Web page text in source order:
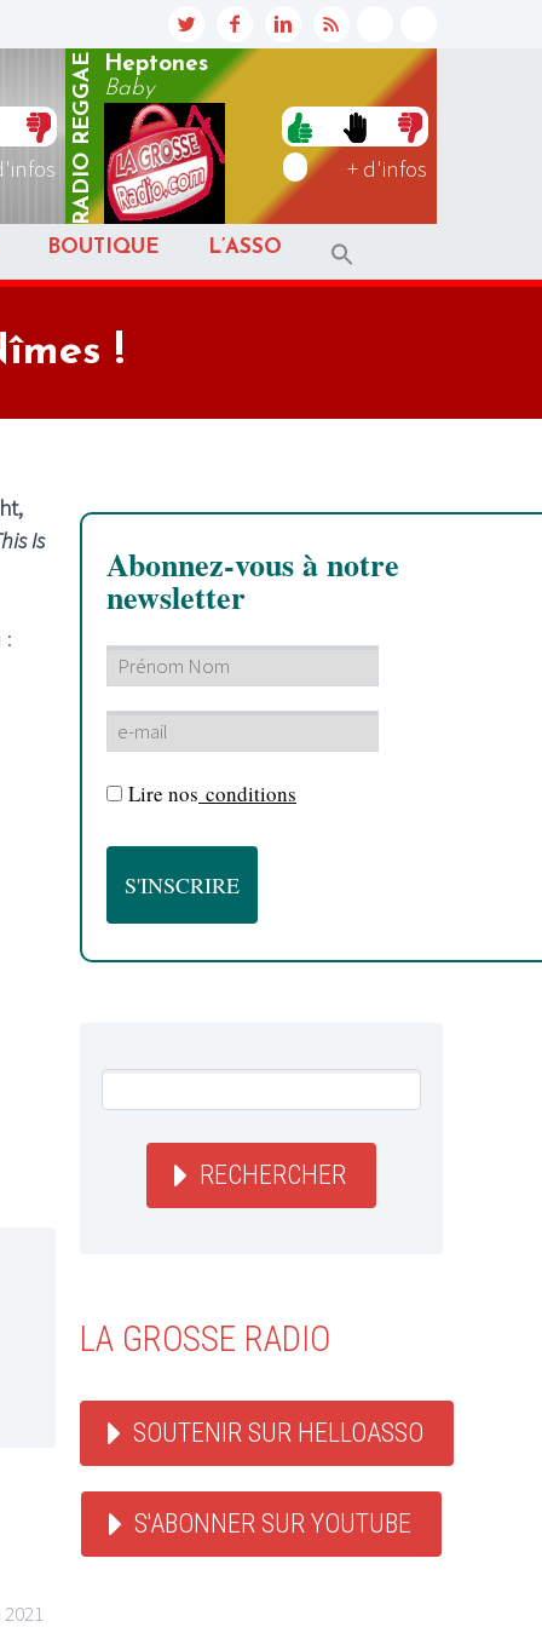
RADIO
REGGAE
Heptones
Baby
+ d'infos
BOUTIQUE L’ASSO
!
Is
:
2021
Abonnez-vous à notre
newsletter
Lire nos conditions
RECHERCHER
LA GROSSE RADIO
SOUTENIR SUR HELLOASSO
S'ABONNER SUR YOUTUBE